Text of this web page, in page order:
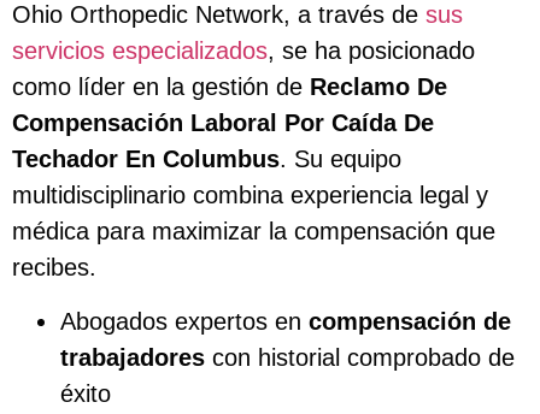
Ohio Orthopedic Network, a través de sus
servicios especializados, se ha posicionado
como líder en la gestión de Reclamo De
Compensación Laboral Por Caída De
Techador En Columbus. Su equipo
multidisciplinario combina experiencia legal y
médica para maximizar la compensación que
recibes.
Abogados expertos en compensación de
trabajadores con historial comprobado de
éxito